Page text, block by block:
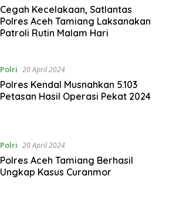
Cegah Kecelakaan, Satlantas
Polres Aceh Tamiang Laksanakan
Patroli Rutin Malam Hari
Polri 20 April 2024
Polres Kendal Musnahkan 5.103
Petasan Hasil Operasi Pekat 2024
Polri 20 April 2024
Polres Aceh Tamiang Berhasil
Ungkap Kasus Curanmor